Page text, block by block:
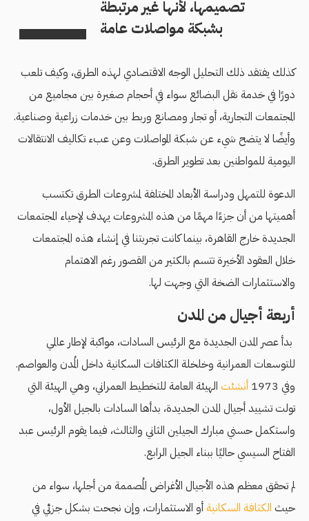
تصميمها، لأنها غير مرتبطة
بشبكة مواصلات عامة
كذلك يفتقد ذلك التحليل الوجه الاقتصادي لهذه الطرق، وكيف تلعب
دورًا في خدمة نقل البضائع سواء في أحجام صغيرة بين مجاميع من
المجتمعات التجارية، أو تجار ومصانع وربط بين خدمات زراعية وصناعية.
وأيضًا لا يتضح شيء عن شبكة المواصلات وعن عبء تكاليف الانتقالات
اليومية للمواطنين بعد تطوير الطرق.
الدعوة للتمهل ودراسة الأبعاد المختلفة لمشروعات الطرق تكتسب
أهميتها من أن جزءًا مهمًا من هذه المشروعات يهدف لإحياء المجتمعات
الجديدة خارج القاهرة، بينما كانت تجربتنا في إنشاء هذه المجتمعات
خلال العقود الأخيرة تتسم بالكثير من القصور رغم الاهتمام
والاستثمارات الضخة التي وجهت لها.
أربعة أجيال من المدن
بدأ عصر المدن الجديدة مع الرئيس السادات، مواكبة لإطار عالمي
للتوسعات العمرانية وخلخلة الكثافات السكانية داخل المُدن والعواصم.
وفي 1973
أنشئت الهيئة العامة للتخطيط العمراني، وهي الهيئة التي
تولت تشييد أجيال المدن الجديدة، بدأها السادات بالجيل الأول،
واستكمل حسني مبارك الجيلين الثاني والثالث، فيما يقوم الرئيس عبد
الفتاح السيسي حاليًا ببناء الجيل الرابع.
لم تحقق معظم هذه الأجيال الأغراض المُصممة من أجلها، سواء من
حيث الكثافة السكانية أو الاستثمارات، وإن نجحت بشكل جزئي في